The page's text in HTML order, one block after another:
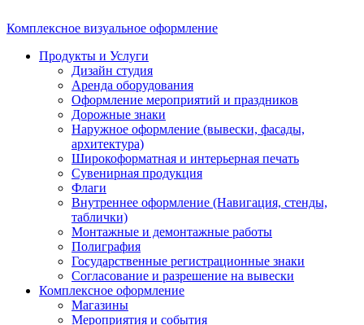
Комплексное визуальное оформление
Продукты и Услуги
Дизайн студия
Аренда оборудования
Оформление мероприятий и праздников
Дорожные знаки
Наружное оформление (вывески, фасады,
архитектура)
Широкоформатная и интерьерная печать
Сувенирная продукция
Флаги
Внутреннее оформление (Навигация, стенды,
таблички)
Монтажные и демонтажные работы
Полиграфия
Государственные регистрационные знаки
Согласование и разрешение на вывески
Комплексное оформление
Магазины
Мероприятия и события